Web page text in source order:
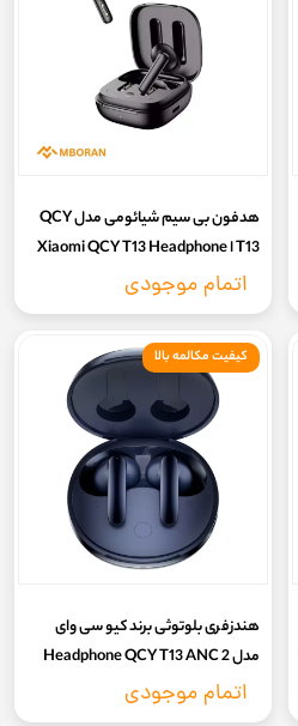
هدفون بی سیم شیائومی مدل QCY
T13 ا Xiaomi QCY T13 Headphone
اتمام موجودی
هندزفری بلوتوثی برند کیو سی وای
مدل Headphone QCY T13 ANC 2
اتمام موجودی
کیفیت مکالمه بالا